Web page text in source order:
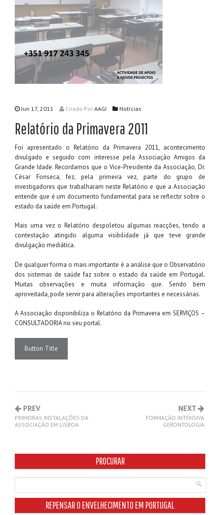
Jun 17, 2011 Criado Por AAGI Notícias
Relatório da Primavera 2011
Foi apresentado o Relatório da Primavera 2011, acontecimento
divulgado e seguido com interesse pela Associação Amigos da
Grande Idade. Recordamos que o Vice-Presidente da Associação, Dr.
César Fonseca, fez, pela primeira vez, parte do grupo de
investigadores que trabalharam neste Relatório e que a Associação
entende que é um documento fundamental para se reflectir sobre o
estado da saúde em Portugal.
Mais uma vez o Relatório despoletou algumas reacções, tendo a
contestação atingido alguma visibilidade já que teve grande
divulgação mediática.
De qualquer forma o mais importante é a análise que o Observatório
dos sistemas de saúde faz sobre o estado da saúde em Portugal.
Muitas observações e muita informação que. Sendo bem
aproveitada, pode servir para alterações importantes e necessárias.
A Associação disponibiliza o Relatório da Primavera em SERVIÇOS –
CONSULTADORIA no seu portal.
Button Title
PREV
PRIMEIRAS INSTALAÇÕES DA
ASSOCIAÇÃO EM LISBOA
NEXT
FORMAÇÃO INTENSIVA
GERONTOLOGIA
PROCURAR
REPENSAR O ENVELHECIMENTO EM PORTUGAL